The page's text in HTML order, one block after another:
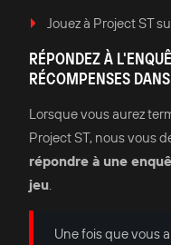
Jouez à Project ST
RÉPONDEZ À
RÉCOMPENSES
Lorsque vous aurez
Project ST, nous vous
répondre à une
jeu
Une fois que vous